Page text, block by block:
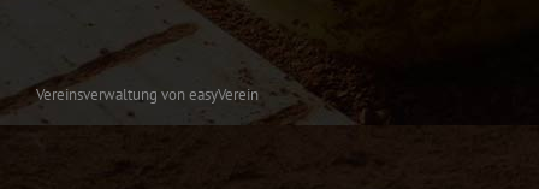
Vereinsverwaltung von easyVerein